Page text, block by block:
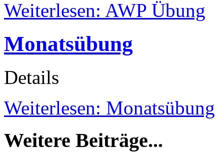
Weiterlesen: AWP Übung
Monatsübung
Details
Weiterlesen: Monatsübung
Weitere Beiträge...